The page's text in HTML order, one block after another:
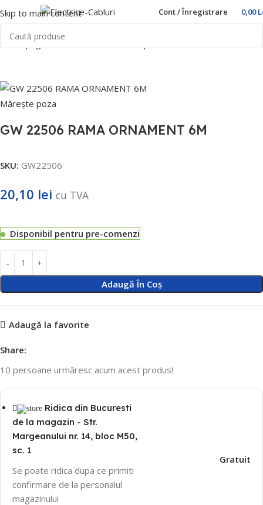
Skip to main content Cont / Înregistrare 0,00
Prima pagină
Mărește poza
GW 22506 RAMA ORNAMENT 6M
SKU: GW22506
20,10 lei cu TVA
Disponibil pentru pre-comenzi
Adaugă În Coș
Adaugă la favorite
Share:
10 persoane urmăresc acum acest produs!
Ridica din Bucuresti
de la magazin - Str.
Margeanului nr. 14, bloc M50,
sc. 1
Se poate ridica dupa ce primiti
confirmare de la personalul
magazinului
Gratuit